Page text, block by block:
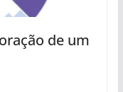
de um